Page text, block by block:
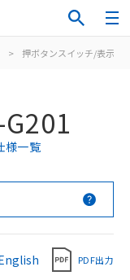
> 押ボタンスイッチ/表示灯
様一覧
PDF出力